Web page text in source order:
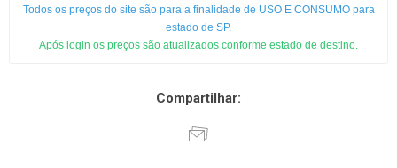
Todos os preços do site são para a finalidade de USO E CONSUMO para
estado de SP.
Após login os preços são atualizados conforme estado de destino.
Compartilhar: